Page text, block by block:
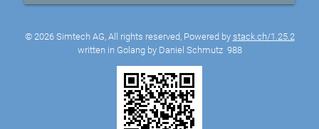
© 2026 Simtech AG, All rights reserved, Powered by stack.ch/1.25.2
written in Golang by Daniel Schmutz 988